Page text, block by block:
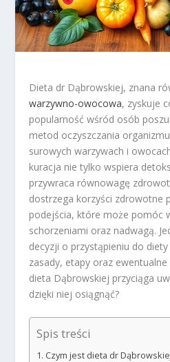
Dieta dr Dąbrowskiej, znana
warzywno-owocowa, zyskuje
popularność wśród osób
metod oczyszczania
surowych warzywach i
kuracja nie tylko wspiera
przywraca równowagę
dostrzega korzyści zdrowotne
podejścia, które może pomóc
schorzeniami oraz nadwagą.
decyzji o przystąpieniu do
zasady, etapy oraz
dieta Dąbrowskiej przyciąga
dzięki niej osiągnąć?
Spis treści
Czym jest dieta dr